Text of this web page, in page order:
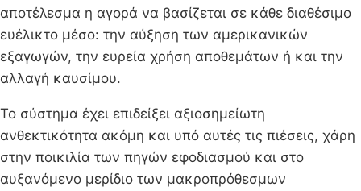
αποτέλεσμα η αγορά να βασίζεται σε κάθε διαθέσιμο
ευέλικτο μέσο: την αύξηση των αμερικανικών
εξαγωγών, την ευρεία χρήση αποθεμάτων ή και την
αλλαγή καυσίμου.
Το σύστημα έχει επιδείξει αξιοσημείωτη
ανθεκτικότητα ακόμη και υπό αυτές τις πιέσεις, χάρη
στην ποικιλία των πηγών εφοδιασμού και στο
αυξανόμενο μερίδιο των μακροπρόθεσμων